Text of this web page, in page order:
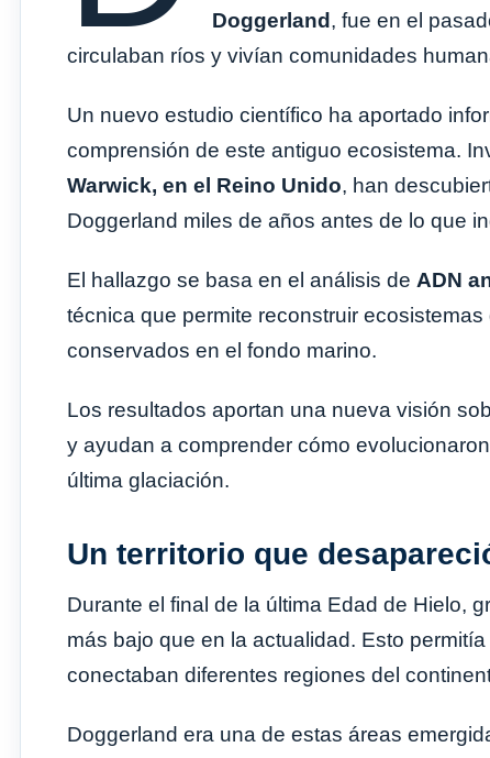
Doggerland , fue en el
circulaban ríos y vivían comunidades
Un nuevo estudio científico ha aportado
comprensión de este antiguo ecosistema.
Warwick, en el Reino Unido, han
Doggerland miles de años antes de lo que
El hallazgo se basa en el análisis de ADN
técnica que permite reconstruir
conservados en el fondo marino.
Los resultados aportan una nueva visión
y ayudan a comprender cómo
última glaciación.
Un territorio que
Durante el final de la última Edad de Hielo,
más bajo que en la actualidad. Esto
conectaban diferentes regiones del
Doggerland era una de estas áreas